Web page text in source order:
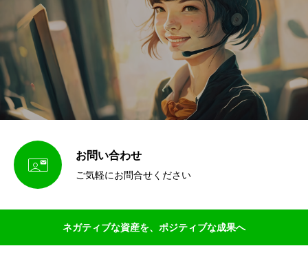
 お問い合わせ
ご気軽にお問合せください
ネガティブな資産を、ポジティブな成果へ